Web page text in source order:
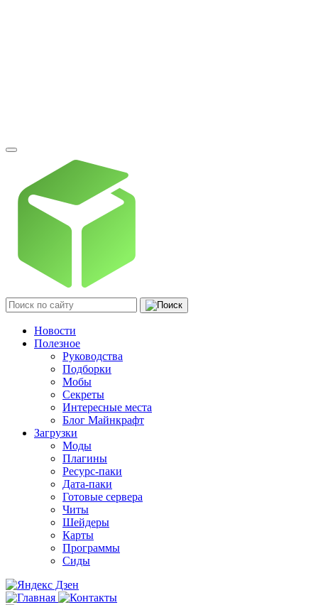
Новости
Полезное
Руководства
Подборки
Мобы
Секреты
Интересные места
Блог Майнкрафт
Загрузки
Моды
Плагины
Ресурс-паки
Дата-паки
Готовые сервера
Читы
Шейдеры
Карты
Программы
Сиды